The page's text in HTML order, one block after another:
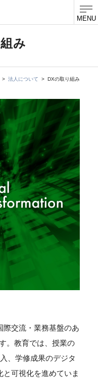
MENU
み
法人について DXの取り組み
際交流・業務基盤のあ
。教育では、授業の
、学修成果のデジタ
可視化を進めていま